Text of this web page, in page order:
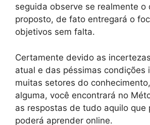
seguida observe se realmente o
proposto, de fato entregará o
objetivos sem falta.
Certamente devido as
atual e das péssimas condições
muitas setores do
alguma, você encontrará no
as respostas de tudo aquilo que
poderá aprender online.